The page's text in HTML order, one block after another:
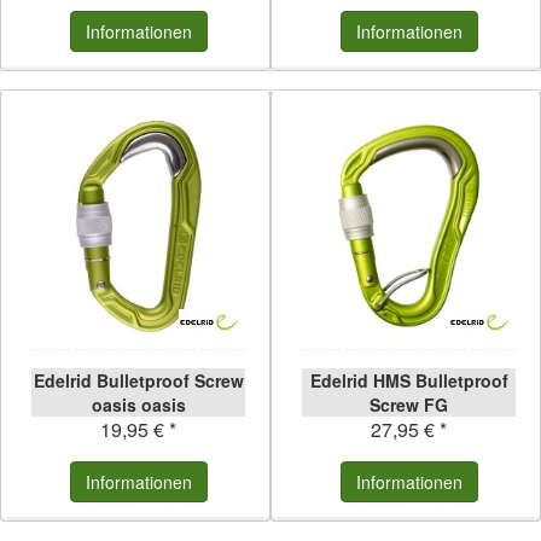
Informationen Informationen
Edelrid Bulletproof Screw
oasis oasis
19,95 € *
Informationen
Edelrid HMS Bulletproof
Screw FG
27,95 € *
Informationen